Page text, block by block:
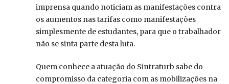
imprensa quando noticiam as manifestações contra
os aumentos nas tarifas como manifestações
simplesmente de estudantes, para que o trabalhador
não se sinta parte desta luta.
Quem conhece a atuação do Sintraturb sabe do
compromisso da categoria com as mobilizações na